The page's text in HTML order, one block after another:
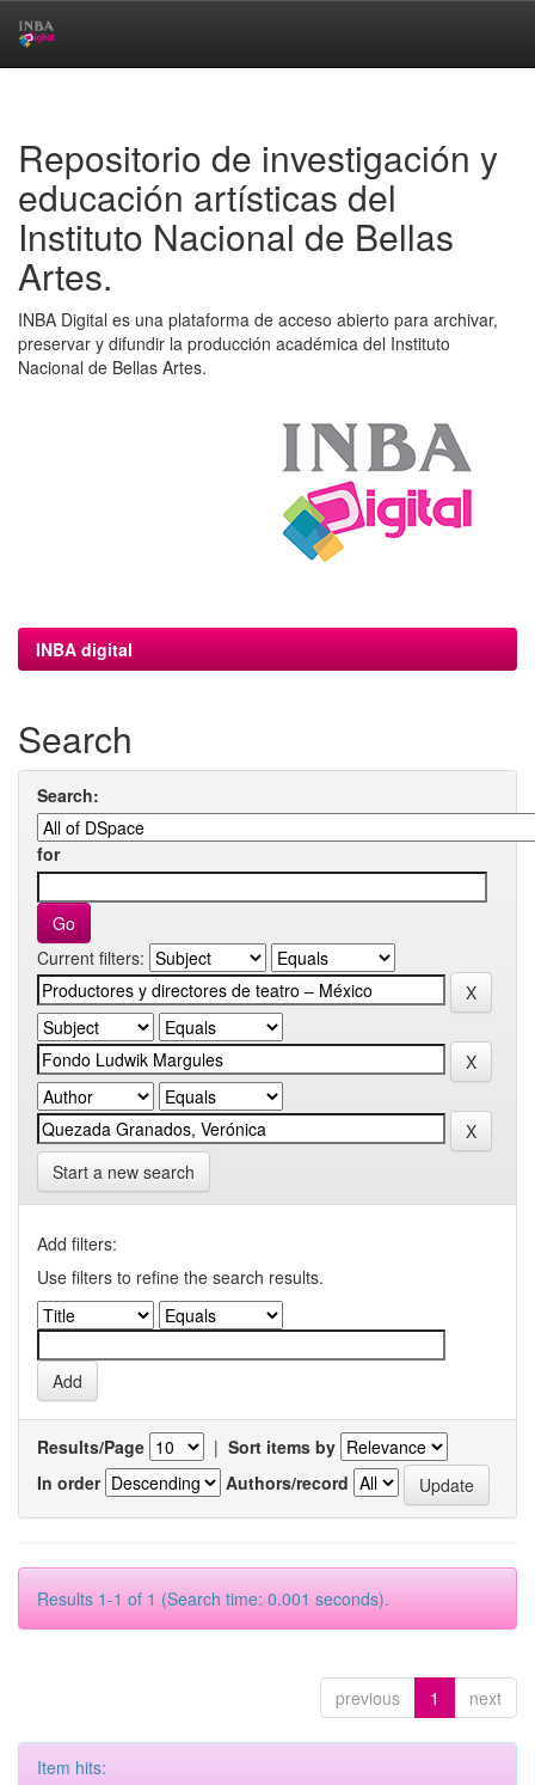
Repositorio de investigación y
educación artísticas del
Instituto Nacional de Bellas
Artes.
INBA Digital es una plataforma de acceso abierto para archivar,
preservar y difundir la producción académica del Instituto
Nacional de Bellas Artes.
INBA digital
Search
Search:
for
Current filters:
Start a new search
Add filters:
Use filters to refine the search results.
Results/Page | Sort items by
In order
Authors/record
Results 1-1 of 1 (Search time: 0.001 seconds).
previous 1 next
Item hits: